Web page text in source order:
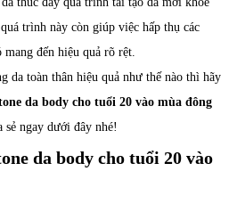
trình này còn giúp việc hấp thụ các
đến hiệu quả rõ rệt.
da toàn thân hiệu quả như thế nào thì hãy
da body cho tuổi 20 vào mùa đông
sẻ ngay dưới đây nhé!
da body cho tuổi 20 vào